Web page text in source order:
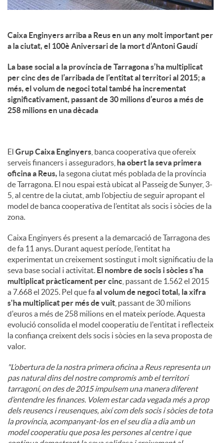
Caixa Enginyers arriba a Reus en un any molt important per
a la ciutat, el 100è Aniversari de la mort d’Antoni Gaudí
La base social a la província de Tarragona s’ha multiplicat
per cinc des de l’arribada de l’entitat al territori al 2015; a
més, el volum de negoci total també ha incrementat
significativament, passant de 30 milions d’euros a més de
258 milions en una dècada
El Grup Caixa Enginyers , banca cooperativa que ofereix
serveis financers i asseguradors, ha obert la seva primera
oficina a Reus, la segona ciutat més poblada de la província
de Tarragona. El nou espai està ubicat al Passeig de Sunyer, 3-
5, al centre de la ciutat, amb l’objectiu de seguir apropant el
model de banca cooperativa de l’entitat als socis i sòcies de la
zona.
Caixa Enginyers és present a la demarcació de Tarragona des
de fa 11 anys. Durant aquest període, l’entitat ha
experimentat un creixement sostingut i molt significatiu de la
seva base social i activitat. El nombre de socis i sòcies s'ha
multiplicat pràcticament per cinc , passant de 1.562 el 2015
a 7.668 el 2025. Pel que faal volum de negoci total, la xifra
s'ha multiplicat per més de vuit , passant de 30 milions
d'euros a més de 258 milions en el mateix període. Aquesta
evolució consolida el model cooperatiu de l'entitat i reflecteix
la confiança creixent dels socis i sòcies en la seva proposta de
valor.
"L’obertura de la nostra primera oficina a Reus representa un
pas natural dins del nostre compromís amb el territori
tarragoní, on des de 2015 impulsem una manera diferent
d’entendre les finances. Volem estar cada vegada més a prop
dels reusencs i reusenques, així com dels socis i sòcies de tota
la província, acompanyant-los en el seu dia a dia amb un
model cooperatiu que posa les persones al centre i que